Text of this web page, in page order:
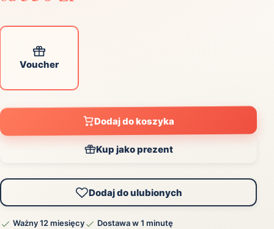
Voucher
Dodaj do koszyka
Kup jako prezent
Dodaj do ulubionych
Ważny 12 miesięcy Dostawa w 1 minutę